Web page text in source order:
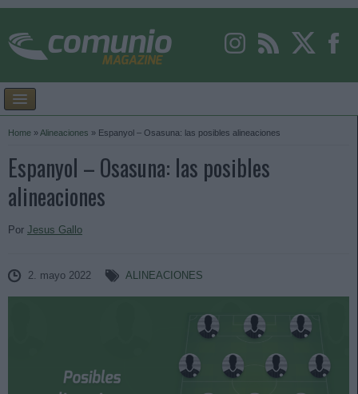
Home »Alineaciones » Espanyol – Osasuna: las posibles alineaciones
Espanyol – Osasuna: las posibles
alineaciones
Por Jesus Gallo
2. mayo 2022 ALINEACIONES